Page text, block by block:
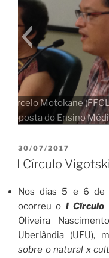
Alunos de Pós-
mestranda Amanda,
com
A Profa. Dra. Edna
palestrantes, e a
PUBLICADO
EM
30/07/2017
I Círculo
Nos dias 5 e 6 de
ocorreu o I Círculo
Oliveira
Uberlândia (UFU),
sobre o natural x